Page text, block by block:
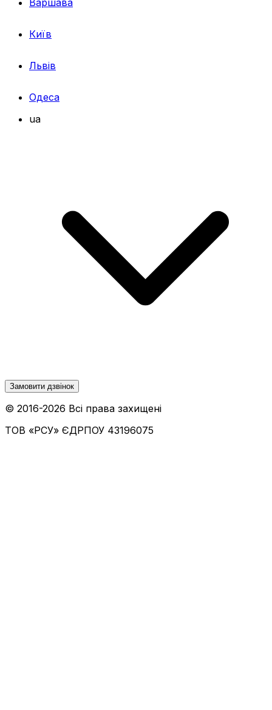
Київ
Львів
Одеса
ua
Замовити дзвінок
© 2016-2026 Всі права захищені
ТОВ «РСУ» ЄДРПОУ 43196075